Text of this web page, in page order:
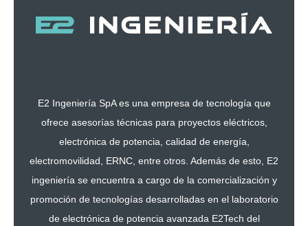
E2 Ingeniería SpA es una empresa de tecnología que
ofrece asesorías técnicas para proyectos eléctricos,
electrónica de potencia, calidad de energía,
electromovilidad, ERNC, entre otros. Además de esto, E2
ingeniería se encuentra a cargo de la comercialización y
promoción de tecnologías desarrolladas en el laboratorio
de electrónica de potencia avanzada E2Tech del